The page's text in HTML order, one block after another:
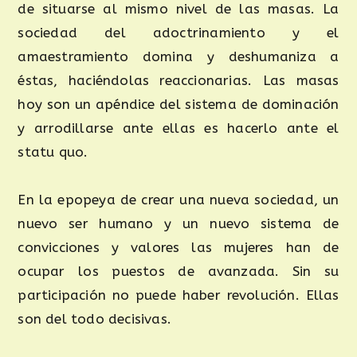
de situarse al mismo nivel de las masas. La
sociedad del adoctrinamiento y el
amaestramiento domina y deshumaniza a
éstas, haciéndolas reaccionarias. Las masas
hoy son un apéndice del sistema de dominación
y arrodillarse ante ellas es hacerlo ante el
statu quo.
En la epopeya de crear una nueva sociedad, un
nuevo ser humano y un nuevo sistema de
convicciones y valores las mujeres han de
ocupar los puestos de avanzada. Sin su
participación no puede haber revolución. Ellas
son del todo decisivas.